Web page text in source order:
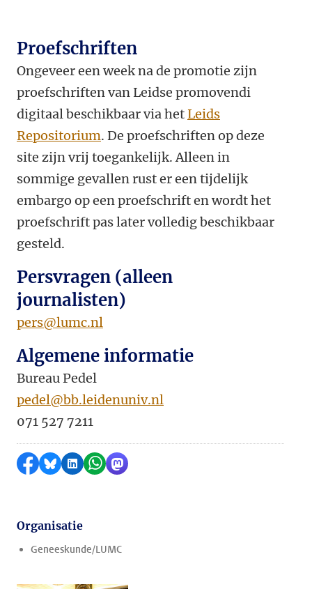
Proefschriften
Ongeveer een week na de promotie zijn
proefschriften van Leidse promovendi
digitaal beschikbaar via hetLeids
Repositorium. De proefschriften op deze
site zijn vrij toegankelijk. Alleen in
sommige gevallen rust er een tijdelijk
embargo op een proefschrift en wordt het
proefschrift pas later volledig beschikbaar
gesteld.
Persvragen (alleen
journalisten)
pers@lumc.nl
Algemene informatie
Bureau Pedel
pedel@bb.leidenuniv.nl
071 527 7211
Delen op Facebook
Delen via Bluesky
Delen op LinkedIn
Delen via WhatsApp
Delen via Mastodon
Organisatie
Geneeskunde/LUMC